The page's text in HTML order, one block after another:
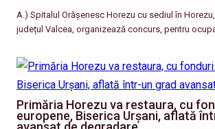
A.) Spitalul Orășenesc Horezu cu sediul în Horezu,
județul Valcea, organizează concurs, pentru
Primăria Horezu va restaura, cu
europene, Biserica Urșani, aflată